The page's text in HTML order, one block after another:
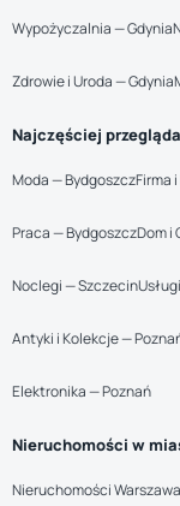
Wypożyczalnia — Gdynia
Zdrowie i Uroda — Gdynia
Najczęściej
Moda — BydgoszczFirma
Praca — BydgoszczDom i
Noclegi — Szczecin
Antyki i Kolekcje —
Elektronika — Poznań
Nieruchomości w
Nieruchomości Warszawa